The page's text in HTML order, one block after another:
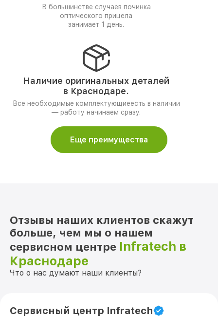
В большинстве случаев починка
оптического прицела
занимает 1 день.
Наличие оригинальных деталей
в Краснодаре.
Все необходимые комплектующиеесть в наличии
— работу начинаем сразу.
Еще преимущества
Отзывы наших клиентов скажут
больше, чем мы о нашем
сервисном центре Infratech в
Краснодаре
Что о нас думают наши клиенты?
Сервисный центр Infratech